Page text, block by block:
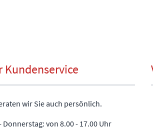
Kundenservice
wir Sie auch persönlich.
Donnerstag: von 8.00 - 17.00 Uhr